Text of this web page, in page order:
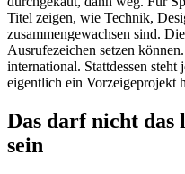
Titel zeigen, wie Technik,
zusammengewachsen sind.
Ausrufezeichen setzen
international. Stattdessen
eigentlich ein Vorzeigeprojekt
Das darf nicht das
sein